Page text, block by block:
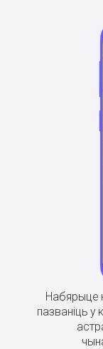
Набярыце
пазваніць